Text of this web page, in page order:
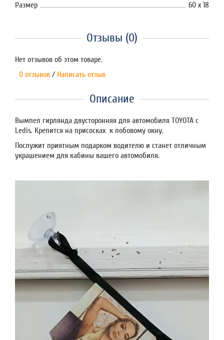
Размер 60 х 18
Отзывы (0)
Нет отзывов об этом товаре.
0 отзывов / Написать отзыв
Описание
Вымпел гирлянда двусторонняя для автомобиля TOYOTA с
Ledis. Крепится на присосках к лобовому окну.
Послужит приятным подарком водителю и станет отличным
украшением для кабины вашего автомобиля.